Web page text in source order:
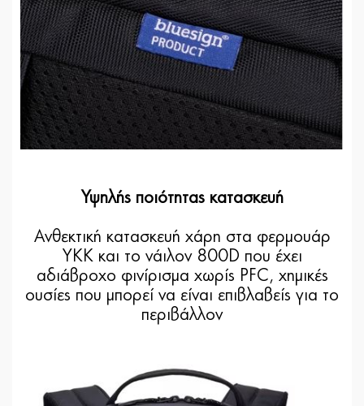
Υψηλής ποιότητας κατασκευή
Ανθεκτική κατασκευή χάρη στα φερμουάρ
YKK και το νάιλον 800D που έχει
αδιάβροχο φινίρισμα χωρίς PFC, χημικές
ουσίες που μπορεί να είναι επιβλαβείς για το
περιβάλλον